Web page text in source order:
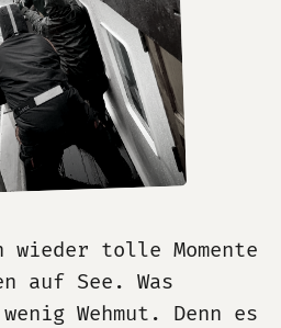
wieder tolle Momente
auf See. Was
Wehmut. Denn es